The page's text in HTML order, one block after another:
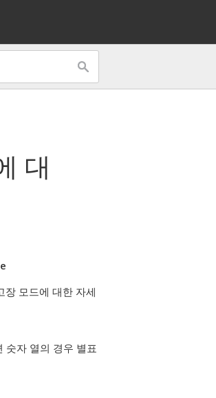
대
장 모드에 대한 자세
숫자 열의 경우 별표